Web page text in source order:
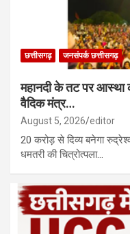
छत्तीसगढ़ जनसंपर्क छत्तीसगढ़
​महानदी के तट पर आस्था
वैदिक मंत्र…
August 5, 2026 editor
20 करोड़ से दिव्य बनेगा
धमतरी की चित्रोत्पला…